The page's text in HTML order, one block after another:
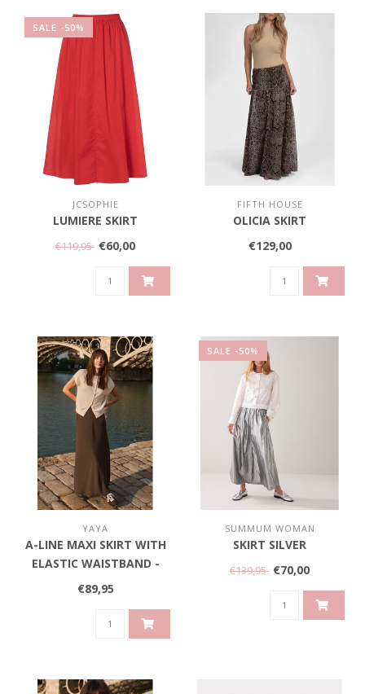
SALE -50%
JCSOPHIE
LUMIERE SKIRT
€119,95 €60,00
FIFTH HOUSE
OLICIA SKIRT
€129,00
YAYA
A-LINE MAXI SKIRT WITH
ELASTIC WAISTBAND -
SLATE BLACK BROWN
€89,95
SALE -50%
SUMMUM WOMAN
SKIRT SILVER
€139,95 €70,00